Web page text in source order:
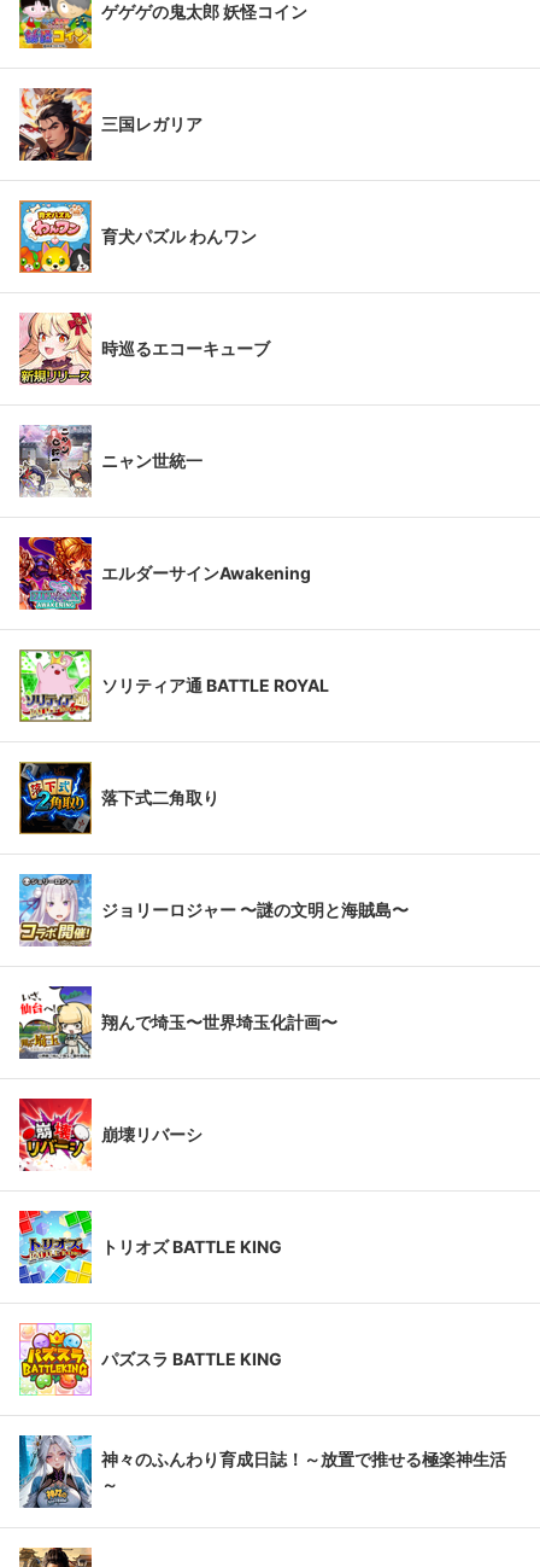
ゲゲゲの鬼太郎 妖怪コイン
三国レガリア
育犬パズル わんワン
時巡るエコーキューブ
ニャン世統一
エルダーサインAwakening
ソリティア通 BATTLE ROYAL
落下式二角取り
ジョリーロジャー 〜謎の文明と海賊島〜
翔んで埼玉〜世界埼玉化計画〜
崩壊リバーシ
トリオズ BATTLE KING
パズスラ BATTLE KING
神々のふんわり育成日誌！～放置で推せる極楽神生活
～